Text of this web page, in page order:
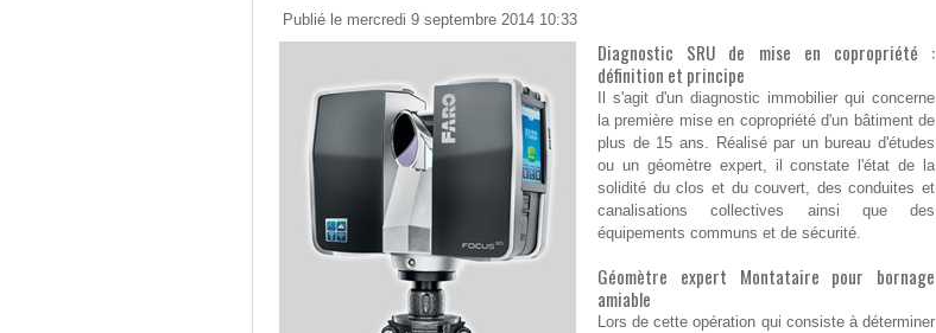
Publié le mercredi 9 septembre 2014 10:33
Diagnostic SRU de mise en copropriété :
définition et principe
Il s'agit d'un diagnostic immobilier qui concerne
la première mise en copropriété d'un bâtiment de
plus de 15 ans. Réalisé par un bureau d'études
ou un géomètre expert, il constate l'état de la
solidité du clos et du couvert, des conduites et
canalisations collectives ainsi que des
équipements communs et de sécurité.
Géomètre expert Montataire pour bornage
amiable
Lors de cette opération qui consiste à déterminer